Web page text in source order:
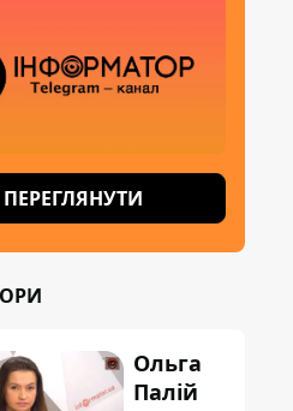
ПЕРЕГЛЯНУТИ
Ольга
Палій